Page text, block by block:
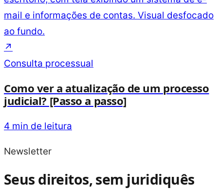
↗
Consulta processual
Como ver a atualização de um processo
judicial? [Passo a passo]
4 min de leitura
Newsletter
Seus direitos, sem juridiquês